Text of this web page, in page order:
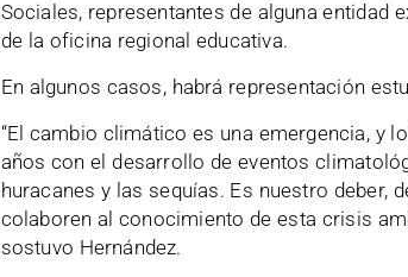
Sociales, representantes de alguna entidad
de la oficina regional educativa.
En algunos casos, habrá representación
“El cambio climático es una emergencia, y
años con el desarrollo de eventos
huracanes y las sequías. Es nuestro deber,
colaboren al conocimiento de esta crisis
sostuvo Hernández.